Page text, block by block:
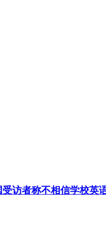
访者称不相信学校英